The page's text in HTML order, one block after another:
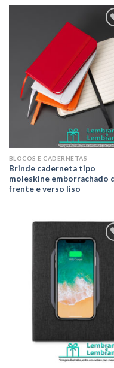
aos
BLOCOS E CADERNETAS
Brinde caderneta tipo
moleskine emborrachado
frente e verso liso
aos